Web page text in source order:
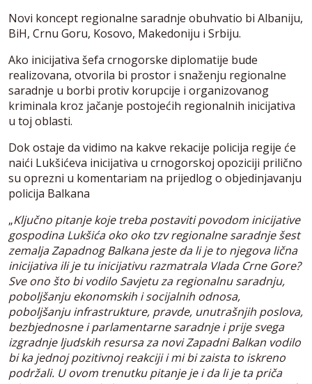
Novi koncept regionalne saradnje obuhvatio bi Albaniju,
BiH, Crnu Goru, Kosovo, Makedoniju i Srbiju.
Ako inicijativa šefa crnogorske diplomatije bude
realizovana, otvorila bi prostor i snaženju regionalne
saradnje u borbi protiv korupcije i organizovanog
kriminala kroz jačanje postojećih regionalnih inicijativa
u toj oblasti.
Dok ostaje da vidimo na kakve rekacije policija regije će
naići Lukšićeva inicijativa u crnogorskoj opoziciji prilično
su oprezni u komentariam na prijedlog o objedinjavanju
policija Balkana
„Ključno pitanje koje treba postaviti povodom inicijative
gospodina Lukšića oko oko tzv regionalne saradnje šest
zemalja Zapadnog Balkana jeste da li je to njegova lična
inicijativa ili je tu inicijativu razmatrala Vlada Crne Gore?
Sve ono što bi vodilo Savjetu za regionalnu saradnju,
poboljšanju ekonomskih i socijalnih odnosa,
poboljšanju infrastrukture, pravde, unutrašnjih poslova,
bezbjednosne i parlamentarne saradnje i prije svega
izgradnje ljudskih resursa za novi Zapadni Balkan vodilo
bi ka jednoj pozitivnoj reakciji i mi bi zaista to iskreno
podržali. U ovom trenutku pitanje je i da li je ta priča